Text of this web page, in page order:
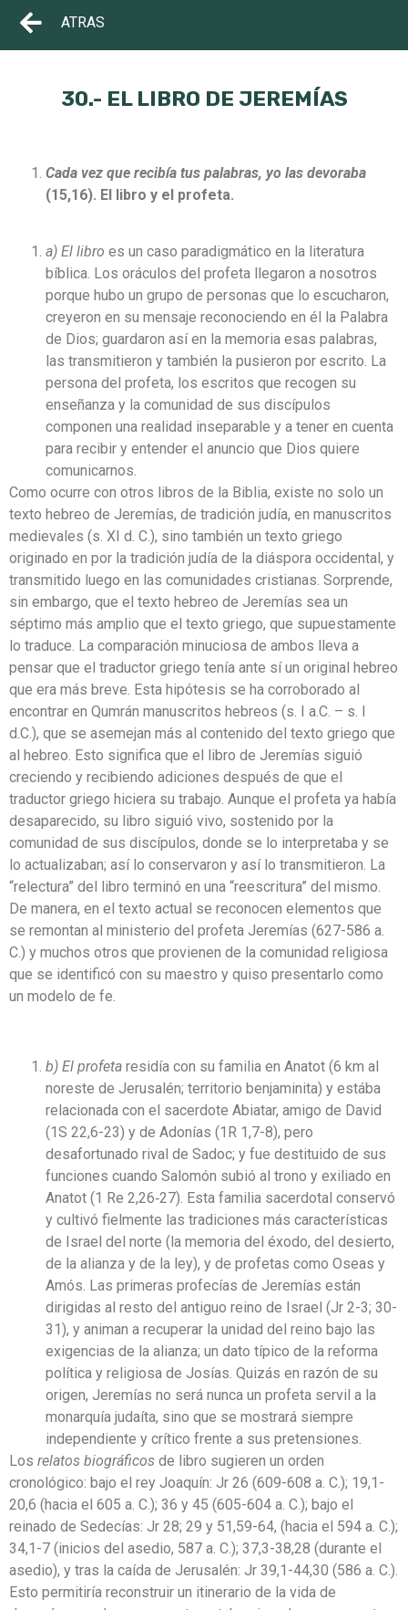
ATRAS
30.- EL LIBRO DE JEREMÍAS
Cada vez que recibía tus palabras, yo las devoraba
(15,16). El libro y el profeta.
a) El libro es un caso paradigmático en la literatura
bíblica. Los oráculos del profeta llegaron a nosotros
porque hubo un grupo de personas que lo escucharon,
creyeron en su mensaje reconociendo en él la Palabra
de Dios; guardaron así en la memoria esas palabras,
las transmitieron y también la pusieron por escrito. La
persona del profeta, los escritos que recogen su
enseñanza y la comunidad de sus discípulos
componen una realidad inseparable y a tener en cuenta
para recibir y entender el anuncio que Dios quiere
comunicarnos.
Como ocurre con otros libros de la Biblia, existe no solo un
texto hebreo de Jeremías, de tradición judía, en manuscritos
medievales (s. XI d. C.), sino también un texto griego
originado en por la tradición judía de la diáspora occidental, y
transmitido luego en las comunidades cristianas. Sorprende,
sin embargo, que el texto hebreo de Jeremías sea un
séptimo más amplio que el texto griego, que supuestamente
lo traduce. La comparación minuciosa de ambos lleva a
pensar que el traductor griego tenía ante sí un original hebreo
que era más breve. Esta hipótesis se ha corroborado al
encontrar en Qumrán manuscritos hebreos (s. I a.C. – s. I
d.C.), que se asemejan más al contenido del texto griego que
al hebreo. Esto significa que el libro de Jeremías siguió
creciendo y recibiendo adiciones después de que el
traductor griego hiciera su trabajo. Aunque el profeta ya había
desaparecido, su libro siguió vivo, sostenido por la
comunidad de sus discípulos, donde se lo interpretaba y se
lo actualizaban; así lo conservaron y así lo transmitieron. La
“relectura” del libro terminó en una “reescritura” del mismo.
De manera, en el texto actual se reconocen elementos que
se remontan al ministerio del profeta Jeremías (627-586 a.
C.) y muchos otros que provienen de la comunidad religiosa
que se identificó con su maestro y quiso presentarlo como
un modelo de fe.
b) El profeta residía con su familia en Anatot (6 km al
noreste de Jerusalén; territorio benjaminita) y estába
relacionada con el sacerdote Abiatar, amigo de David
(1S 22,6-23) y de Adonías (1R 1,7-8), pero
desafortunado rival de Sadoc; y fue destituido de sus
funciones cuando Salomón subió al trono y exiliado en
Anatot (1 Re 2,26‐27). Esta familia sacerdotal conservó
y cultivó fielmente las tradiciones más características
de Israel del norte (la memoria del éxodo, del desierto,
de la alianza y de la ley), y de profetas como Oseas y
Amós. Las primeras profecías de Jeremías están
dirigidas al resto del antiguo reino de Israel (Jr 2-3; 30-
31), y animan a recuperar la unidad del reino bajo las
exigencias de la alianza; un dato típico de la reforma
política y religiosa de Josías. Quizás en razón de su
origen, Jeremías no será nunca un profeta servil a la
monarquía judaíta, sino que se mostrará siempre
independiente y crítico frente a sus pretensiones.
Los relatos biográficos de libro sugieren un orden
cronológico: bajo el rey Joaquín: Jr 26 (609-608 a. C.); 19,1-
20,6 (hacia el 605 a. C.); 36 y 45 (605-604 a. C.); bajo el
reinado de Sedecías: Jr 28; 29 y 51,59-64, (hacia el 594 a. C.);
34,1-7 (inicios del asedio, 587 a. C.); 37,3-38,28 (durante el
asedio), y tras la caída de Jerusalén: Jr 39,1-44,30 (586 a. C.).
Esto permitiría reconstruir un itinerario de la vida de